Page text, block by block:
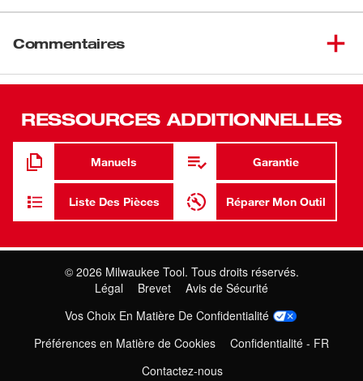
compacte à couple contrôlé moyen M18 FUELMC 3062-
MILWAUKEEMD rouge est durable, résistante aux
seulement.
Compatible avec les clés à chocs compactes à couple
contrôlé 3062 et 3062P
Poignée en plastique robuste
Loquets en acier inoxydable
Résistant aux chocs et à la rouille
Commentaires
RESSOURCES ADDITIONNELLES
Manuels Garantie
Liste Des Pièces Réparer Mon Outil
© 2026 Milwaukee Tool. Tous droits réservés.
Légal
Brevet
Avis de Sécurité
Vos Choix En Matière De Confidentialité
Préférences en Matière de Cookies
Confidentialité - FR
Contactez-nous